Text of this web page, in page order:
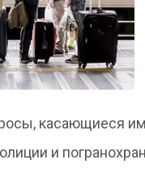
касающиеся
и